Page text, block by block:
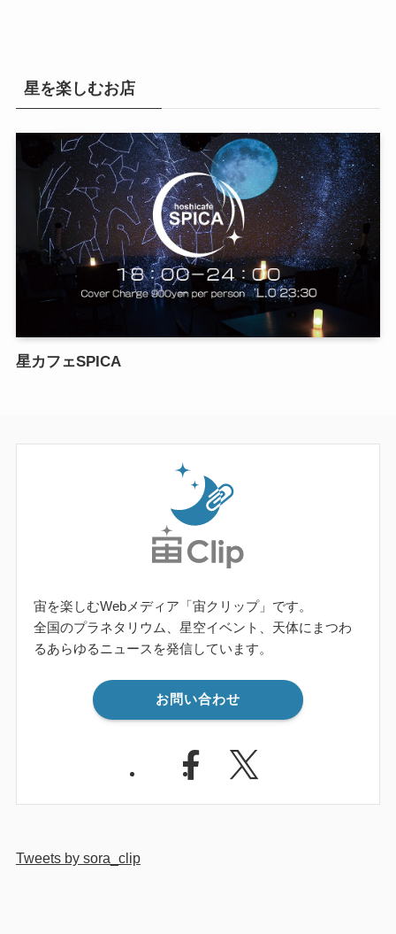
星を楽しむお店
星カフェSPICA
宙を楽しむWebメディア「宙クリップ」です。
全国のプラネタリウム、星空イベント、天体にまつわ
るあらゆるニュースを発信しています。
お問い合わせ
Tweets by sora_clip